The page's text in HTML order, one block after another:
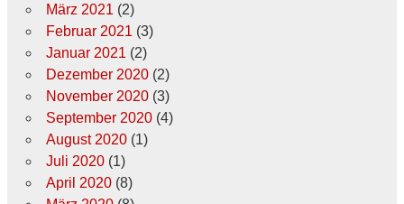
März 2021 (2)
Februar 2021 (3)
Januar 2021 (2)
Dezember 2020(2)
November 2020(3)
September 2020(4)
August 2020(1)
Juli 2020(1)
April 2020(8)